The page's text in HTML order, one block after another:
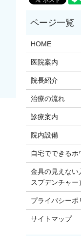
HOME
医院案内
院長紹介
治療の流れ
診療案内
院内設備
自宅でできる
金具の見えない
スプデンチャー）
プライバシーポ
サイトマップ